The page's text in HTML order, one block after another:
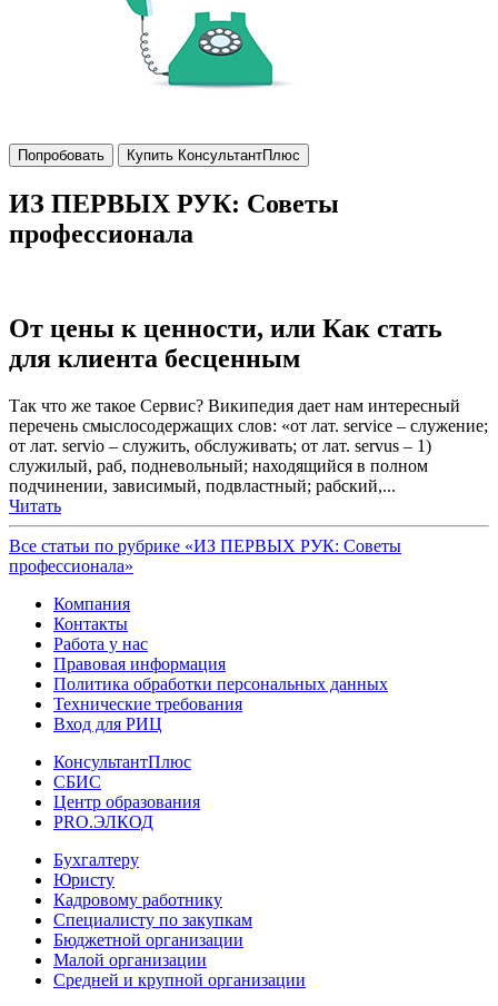
Попробовать Купить КонсультантПлюс
ИЗ ПЕРВЫХ РУК: Советы
профессионала
От цены к ценности, или Как стать
для клиента бесценным
Так что же такое Сервис? Википедия дает нам интересный
перечень смыслосодержащих слов: «от лат. service – служение;
от лат. servio – служить, обслуживать; от лат. servus – 1)
служилый, раб, подневольный; находящийся в полном
подчинении, зависимый, подвластный; рабский,...
Читать
Все статьи по рубрике «ИЗ ПЕРВЫХ РУК: Советы
профессионала»
Компания
Контакты
Работа у нас
Правовая информация
Политика обработки персональных данных
Технические требования
Вход для РИЦ
КонсультантПлюс
СБИС
Центр образования
PRO.ЭЛКОД
Бухгалтеру
Юристу
Кадровому работнику
Специалисту по закупкам
Бюджетной организации
Малой организации
Средней и крупной организации